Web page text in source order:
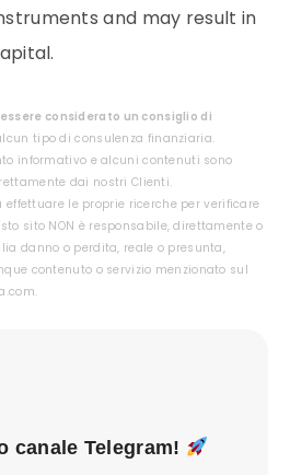
and may result in
considerato un consiglio di
tipo di consulenza finanziaria.
informativo e alcuni contenuti sono
dai nostri Clienti.
le proprie ricerche per verificare
sito NON è responsabile, direttamente o
danno o perdita, reale o presunta,
contenuto o servizio menzionato sul
canale Telegram!